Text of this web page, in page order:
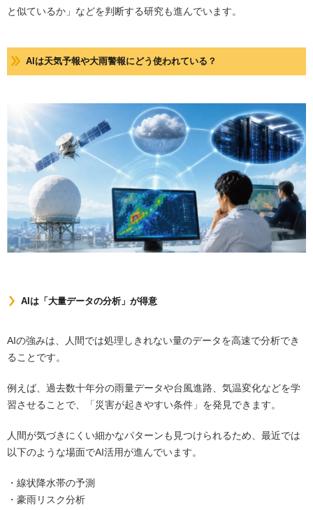
と似ているか」などを判断する研究も進んでいます。
AIは天気予報や大雨警報にどう使われている？
AIは「大量データの分析」が得意
AIの強みは、人間では処理しきれない量のデータを高速で分析でき
ることです。
例えば、過去数十年分の雨量データや台風進路、気温変化などを学
習させることで、「災害が起きやすい条件」を発見できます。
人間が気づきにくい細かなパターンも見つけられるため、最近では
以下のような場面でAI活用が進んでいます。
・線状降水帯の予測
・豪雨リスク分析